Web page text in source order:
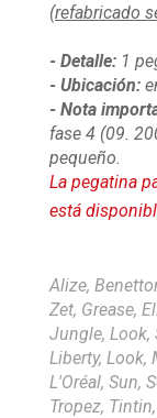
(refabricado
- Detalle: 1
- Ubicación:
- Nota
fase 4 (09.
pequeño.
La pegatina
está
Alize,
Zet, Grease,
Jungle, Look,
Liberty, Look,
L'Oréal, Sun,
Tropez,